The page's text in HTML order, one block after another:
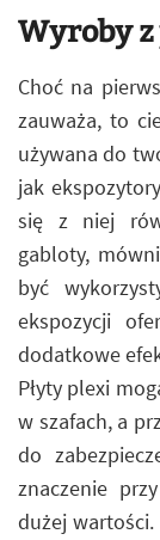
Wyroby
Choć na
zauważa, to
używana do
jak
się z niej
gabloty,
być
ekspozycji
dodatkowe
Płyty plexi
w szafach, a
do
znaczenie
dużej